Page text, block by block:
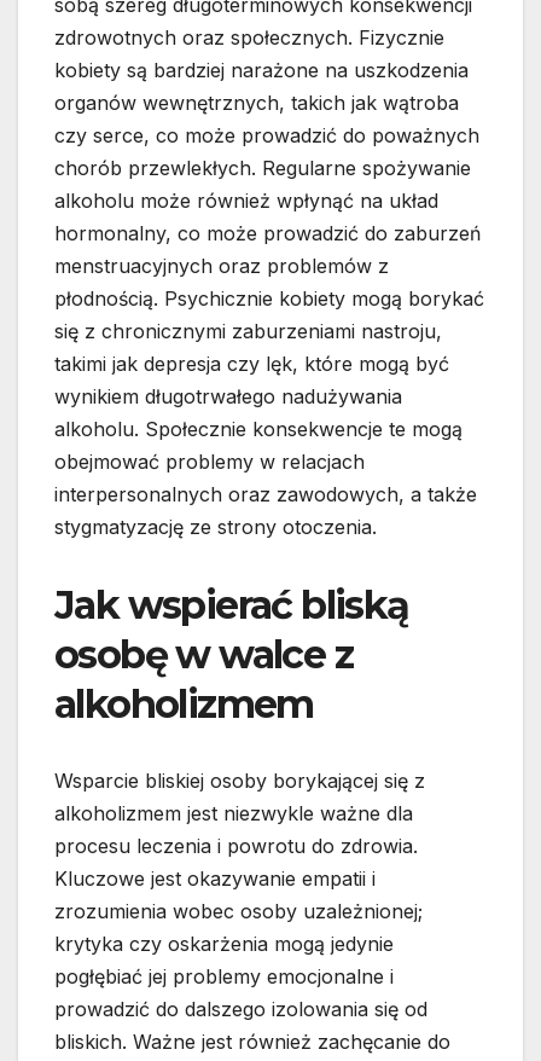
sobą szereg długoterminowych konsekwencji
zdrowotnych oraz społecznych. Fizycznie
kobiety są bardziej narażone na uszkodzenia
organów wewnętrznych, takich jak wątroba
czy serce, co może prowadzić do poważnych
chorób przewlekłych. Regularne spożywanie
alkoholu może również wpłynąć na układ
hormonalny, co może prowadzić do zaburzeń
menstruacyjnych oraz problemów z
płodnością. Psychicznie kobiety mogą borykać
się z chronicznymi zaburzeniami nastroju,
takimi jak depresja czy lęk, które mogą być
wynikiem długotrwałego nadużywania
alkoholu. Społecznie konsekwencje te mogą
obejmować problemy w relacjach
interpersonalnych oraz zawodowych, a także
stygmatyzację ze strony otoczenia.
Jak wspierać bliską
osobę w walce z
alkoholizmem
Wsparcie bliskiej osoby borykającej się z
alkoholizmem jest niezwykle ważne dla
procesu leczenia i powrotu do zdrowia.
Kluczowe jest okazywanie empatii i
zrozumienia wobec osoby uzależnionej;
krytyka czy oskarżenia mogą jedynie
pogłębiać jej problemy emocjonalne i
prowadzić do dalszego izolowania się od
bliskich. Ważne jest również zachęcanie do